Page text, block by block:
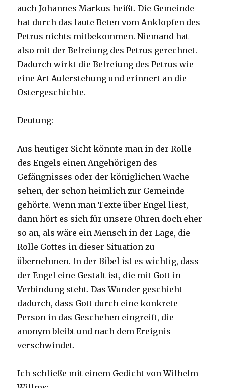
auch Johannes Markus heißt. Die Gemeinde
hat durch das laute Beten vom Anklopfen des
Petrus nichts mitbekommen. Niemand hat
also mit der Befreiung des Petrus gerechnet.
Dadurch wirkt die Befreiung des Petrus wie
eine Art Auferstehung und erinnert an die
Ostergeschichte.
Deutung:
Aus heutiger Sicht könnte man in der Rolle
des Engels einen Angehörigen des
Gefängnisses oder der königlichen Wache
sehen, der schon heimlich zur Gemeinde
gehörte. Wenn man Texte über Engel liest,
dann hört es sich für unsere Ohren doch eher
so an, als wäre ein Mensch in der Lage, die
Rolle Gottes in dieser Situation zu
übernehmen. In der Bibel ist es wichtig, dass
der Engel eine Gestalt ist, die mit Gott in
Verbindung steht. Das Wunder geschieht
dadurch, dass Gott durch eine konkrete
Person in das Geschehen eingreift, die
anonym bleibt und nach dem Ereignis
verschwindet.
Ich schließe mit einem Gedicht von Wilhelm